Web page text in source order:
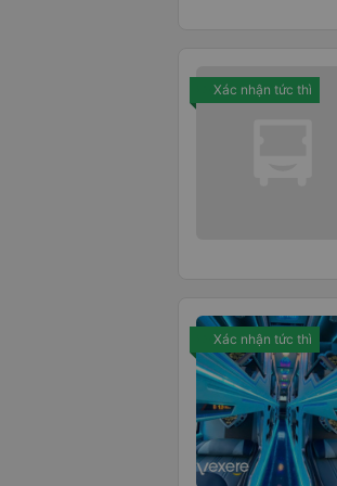
Xác nhận tức thì
Xác nhận tức thì